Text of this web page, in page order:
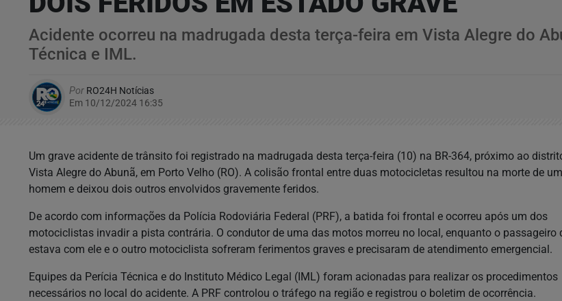
Acidente ocorreu na madrugada desta terça-feira em Vista Alegre do
Técnica e IML.
Por RO24H Notícias
Em 10/12/2024 16:35
Um grave acidente de trânsito foi registrado na madrugada desta terça-feira (10) na BR-364, próximo ao
Vista Alegre do Abunã, em Porto Velho (RO). A colisão frontal entre duas motocicletas resultou na morte de um
homem e deixou dois outros envolvidos gravemente feridos.
De acordo com informações da Polícia Rodoviária Federal (PRF), a batida foi frontal e ocorreu após um dos
motociclistas invadir a pista contrária. O condutor de uma das motos morreu no local, enquanto o passageiro
estava com ele e o outro motociclista sofreram ferimentos graves e precisaram de atendimento emergencial.
Equipes da Perícia Técnica e do Instituto Médico Legal (IML) foram acionadas para realizar os procedimentos
necessários no local do acidente. A PRF controlou o tráfego na região e registrou o boletim de ocorrência.